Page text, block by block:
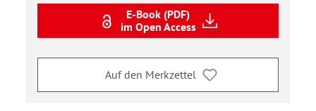
E-Book (PDF)
im Open Access
Auf den Merkzettel